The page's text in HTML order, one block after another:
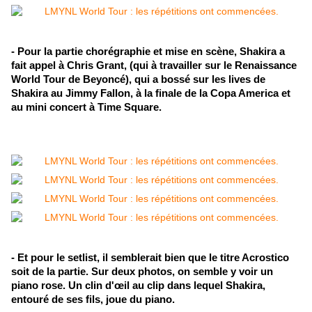
- Pour la partie chorégraphie et mise en scène, Shakira a
fait appel à Chris Grant, (qui à travailler sur le Renaissance
World Tour de Beyoncé), qui a bossé sur les lives de
Shakira au Jimmy Fallon, à la finale de la Copa America et
au mini concert à Time Square.
- Et pour le setlist, il semblerait bien que le titre Acrostico
soit de la partie. Sur deux photos, on semble y voir un
piano rose. Un clin d'œil au clip dans lequel Shakira,
entouré de ses fils, joue du piano.